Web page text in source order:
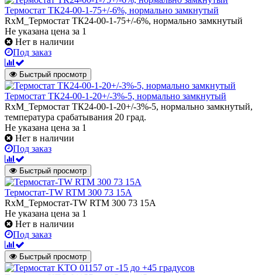
Термостат ТК24-00-1-75+/-6%, нормально замкнутый
RxM_Термостат ТК24-00-1-75+/-6%, нормально замкнутый
Не указана цена за 1
Нет в наличии
Под заказ
Быстрый просмотр
Термостат ТК24-00-1-20+/-3%-5, нормально замкнутый
RxM_Термостат ТК24-00-1-20+/-3%-5, нормально замкнутый,
температура срабатывания 20 град.
Не указана цена за 1
Нет в наличии
Под заказ
Быстрый просмотр
Термостат-TW RTM 300 73 15A
RxM_Термостат-TW RTM 300 73 15A
Не указана цена за 1
Нет в наличии
Под заказ
Быстрый просмотр